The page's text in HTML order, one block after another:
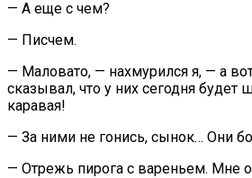
— А еще с чем?
— Писчем.
— Маловато, — нахмурился я, — а
сказывал, что у них сегодня будет
каравая!
— За ними не гонись, сынок… Они
— Отрежь пирога с вареньем. Мне